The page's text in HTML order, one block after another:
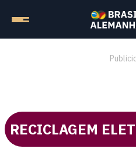
RECICLAGEM